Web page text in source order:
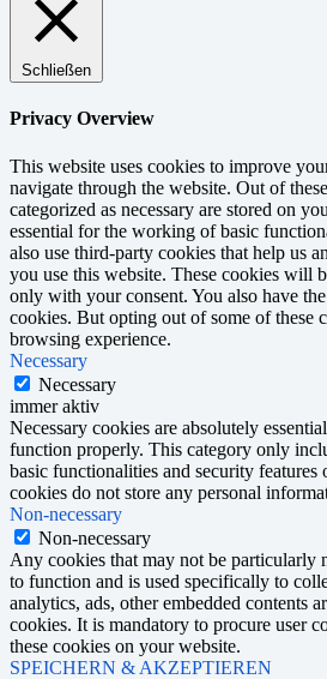
Schließen
Privacy Overview
This website uses cookies to improve
navigate through the website. Out of
categorized as necessary are stored on
essential for the working of basic
also use third-party cookies that help us
you use this website. These cookies will
only with your consent. You also have
cookies. But opting out of some of these
browsing experience.
Necessary
Necessary
immer aktiv
Necessary cookies are absolutely
function properly. This category only
basic functionalities and security features
cookies do not store any personal
Non-necessary
Non-necessary
Any cookies that may not be particularly
to function and is used specifically to
analytics, ads, other embedded contents
cookies. It is mandatory to procure user
these cookies on your website.
SPEICHERN & AKZEPTIEREN